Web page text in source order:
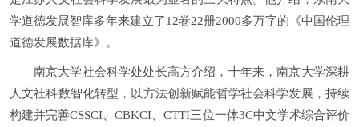
学道德发展智库多年来建立了12卷22册2000多万字的《中国伦理
道德发展数据库》。
南京大学社会科学处处长高方介绍，十年来，南京大学深耕
人文社科数智化转型，以方法创新赋能哲学社会科学发展，持续
构建并完善CSSCI、CBKCI、CTTI三位一体3C中文学术综合评价